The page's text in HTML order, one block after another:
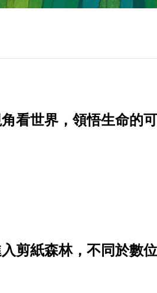
看世界，領悟生命的
剪紙森林，不同於數